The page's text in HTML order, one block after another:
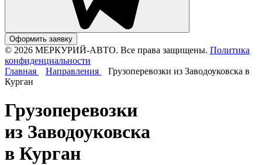
Оформить заявку
© 2026 МЕРКУРИЙ-АВТО. Все права защищены. Политика
конфиденциальности
Главная
Направления
Грузоперевозки из Заводоуковска в
Курган
Грузоперевозки
из Заводоуковска
в Курган